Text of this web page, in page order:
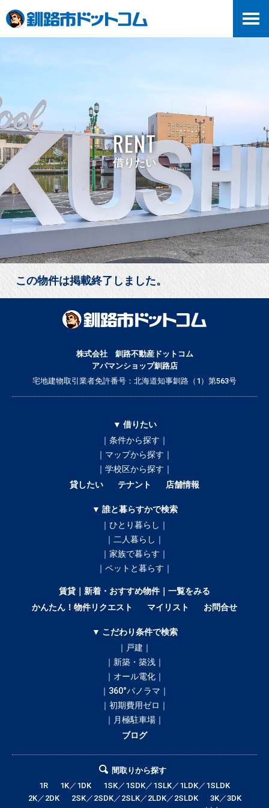
RENT
借りたい
この物件は掲載終了しました。
株式会社 釧路不動産ドットコム
アパマンショップ釧路店
宅地建物取引業者免許番号：北海道知事釧路（1）第563号
▼ 借りたい
｜条件から探す｜
｜マップから探す｜
｜学校区から探す｜
貸したい
テナント 店舗情報
▼ 誰と暮らすかで検索
｜ひとり暮らし｜
｜二人暮らし｜
｜家族で暮らす｜
｜ペットと暮らす｜
賃貸｜新着・おすすめ物件｜一覧をみる
かんたん！物件リクエスト
マイリスト お問合せ
▼ こだわり条件で検索
｜戸建｜
｜新築・築浅｜
｜オール電化｜
｜360°パノラマ｜
｜初期費用ゼロ｜
｜月極駐車場｜
ブログ
間取りから探す
1R
1K／1DK
1SK／1SDK／1SLK／1LDK／1SLDK
2K／2DK
2SK／2SDK／2SLK／2LDK／2SLDK
3K／3DK